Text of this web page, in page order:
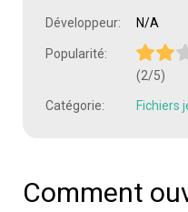
Développeur: N/A
Popularité:
(2/5)
Catégorie: Fichiers
Comment